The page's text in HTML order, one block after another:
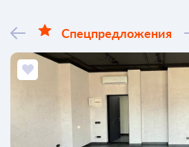
Спецпредложения